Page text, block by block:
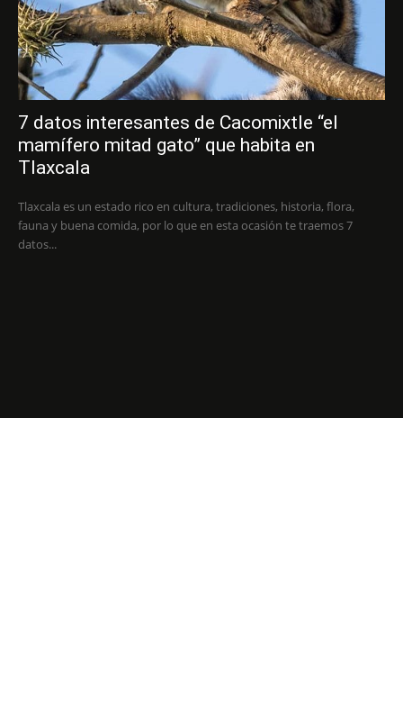
7 datos interesantes de Cacomixtle “el
mamífero mitad gato” que habita en
Tlaxcala
Tlaxcala es un estado rico en cultura, tradiciones, historia, flora,
fauna y buena comida, por lo que en esta ocasión te traemos 7
datos...